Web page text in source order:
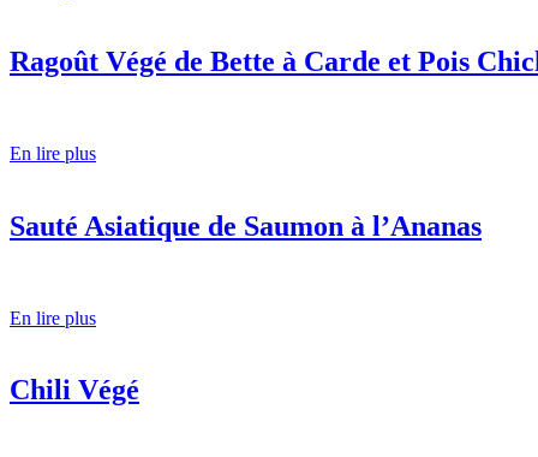
Ragoût Végé de Bette à Carde et Pois
En lire plus
Sauté Asiatique de Saumon à l’Ananas
En lire plus
Chili Végé